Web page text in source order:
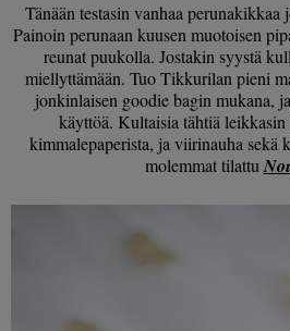
Tänään testasin vanhaa perunakikkaa
Painoin perunaan kuusen muotoisen
reunat puukolla. Jostakin syystä
miellyttämään. Tuo Tikkurilan pieni
jonkinlaisen goodie bagin mukana,
käyttöä. Kultaisia tähtiä
kimmalepaperista, ja viirinauha sekä
molemmat tilattu